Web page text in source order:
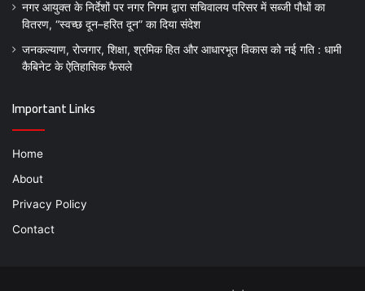
नगर आयुक्त के निर्देशों पर नगर निगम द्वारा सचिवालय परिसर में सब्जी पौधों का
वितरण, “स्वच्छ दून–हरित दून” का दिया संदेश
जनकल्याण, रोजगार, शिक्षा, श्रमिक हित और आधारभूत विकास को नई गति : धामी
कैबिनेट के ऐतिहासिक फैसले
Important Links
Home
About
Privacy Policy
Contact